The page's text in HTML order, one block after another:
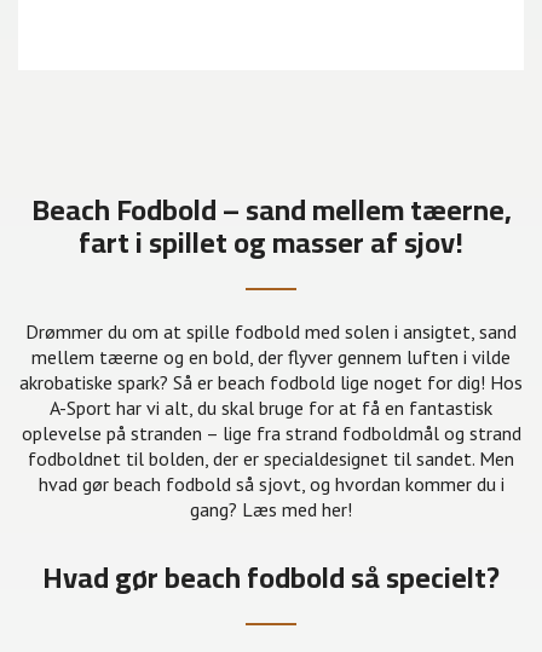
Beach Fodbold – sand mellem tæerne,
fart i spillet og masser af sjov!
Drømmer du om at spille fodbold med solen i ansigtet, sand
mellem tæerne og en bold, der flyver gennem luften i vilde
akrobatiske spark? Så er beach fodbold lige noget for dig! Hos
A-Sport har vi alt, du skal bruge for at få en fantastisk
oplevelse på stranden – lige fra strand fodboldmål og strand
fodboldnet til bolden, der er specialdesignet til sandet. Men
hvad gør beach fodbold så sjovt, og hvordan kommer du i
gang? Læs med her!
Hvad gør beach fodbold så specielt?